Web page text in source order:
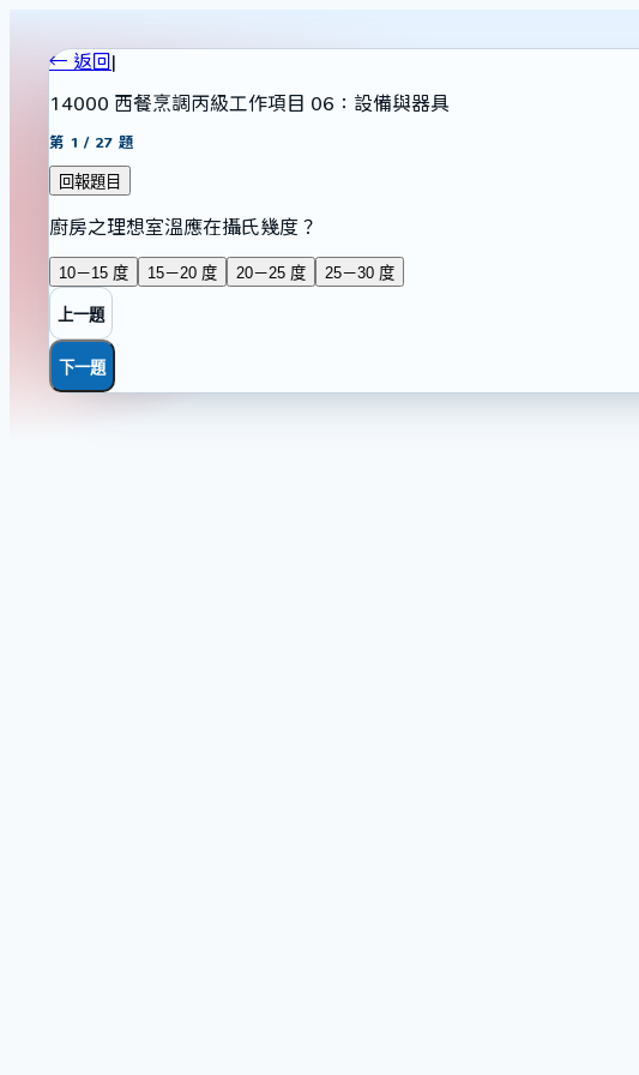
← 返回|
14000 西餐烹調丙級工作項目 06：設備與器具
第 1 / 27 題
回報題目
廚房之理想室溫應在攝氏幾度？
10－15 度 15－20 度 20－25 度 25－30 度
上一題
下一題